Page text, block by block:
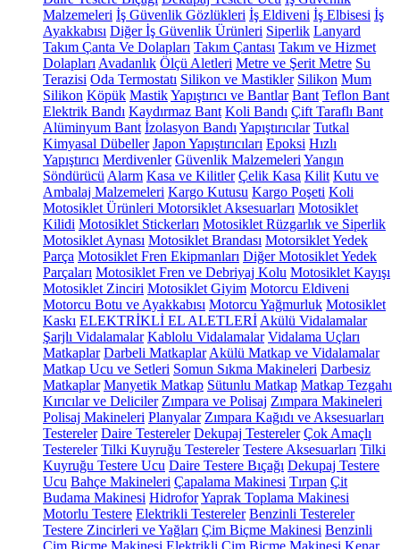
Malzemeleri İş Güvenlik Gözlükleri İş Eldiveni İş Elbisesi İş
Ayakkabısı Diğer İş Güvenlik Ürünleri Siperlik Lanyard
Takım Çanta Ve Dolapları Takım Çantası Takım ve Hizmet
Dolapları Avadanlık Ölçü Aletleri Metre ve Şerit Metre Su
Terazisi Oda Termostatı Silikon ve Mastikler Silikon Mum
Silikon Köpük MastikYapıştırıcı ve Bantlar Bant Teflon Bant
Elektrik Bandı Kaydırmaz Bant Koli Bandı Çift Taraflı Bant
Alüminyum Bant İzolasyon Bandı Yapıştırıcılar Tutkal
Kimyasal Dübeller Japon Yapıştırıcıları Epoksi Hızlı
Yapıştırıcı Merdivenler Güvenlik Malzemeleri Yangın
Söndürücü Alarm Kasa ve Kilitler Çelik Kasa Kilit Kutu ve
Ambalaj Malzemeleri Kargo Kutusu Kargo Poşeti Koli
Motosiklet Ürünleri Motorsiklet Aksesuarları Motosiklet
Kilidi Motosiklet Stickerları Motosiklet Rüzgarlık ve Siperlik
Motosiklet Aynası Motosiklet Brandası Motorsiklet Yedek
Parça Motosiklet Fren Ekipmanları Diğer Motosiklet Yedek
Parçaları Motosiklet Fren ve Debriyaj Kolu Motosiklet Kayışı
Motosiklet Zinciri Motosiklet Giyim Motorcu Eldiveni
Motorcu Botu ve Ayakkabısı Motorcu Yağmurluk Motosiklet
Kaskı ELEKTRİKLİ EL ALETLERİ Akülü Vidalamalar
Şarjlı Vidalamalar Kablolu Vidalamalar Vidalama Uçları
Matkaplar Darbeli Matkaplar Akülü Matkap ve Vidalamalar
Matkap Ucu ve Setleri Somun Sıkma Makineleri Darbesiz
Matkaplar Manyetik Matkap Sütunlu Matkap Matkap Tezgahı
Kırıcılar ve Deliciler Zımpara ve Polisaj Zımpara Makineleri
Polisaj Makineleri Planyalar Zımpara Kağıdı ve Aksesuarları
Testereler Daire Testereler Dekupaj Testereler Çok Amaçlı
Testereler Tilki Kuyruğu Testereler Testere Aksesuarları Tilki
Kuyruğu Testere Ucu Daire Testere Bıçağı Dekupaj Testere
Ucu Bahçe Makineleri Çapalama Makinesi Tırpan Çit
Budama Makinesi HidroforYaprak Toplama Makinesi
Motorlu Testere Elektrikli Testereler Benzinli Testereler
Testere Zincirleri ve Yağları Çim Biçme Makinesi Benzinli
Çim Biçme Makinesi Elektrikli Çim Biçme Makinesi Kenar